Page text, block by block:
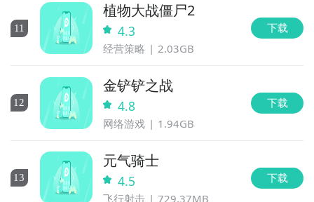
11
植物大战僵尸2
4.3
经营策略 2.03GB
下载
12
金铲铲之战
4.8
网络游戏 1.94GB
下载
13
元气骑士
4.5
飞行射击 729.37MB
下载